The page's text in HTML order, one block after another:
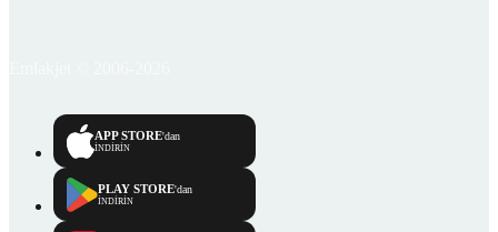
APP STORE'dan
İNDİRİN
PLAY STORE'dan
İNDİRİN